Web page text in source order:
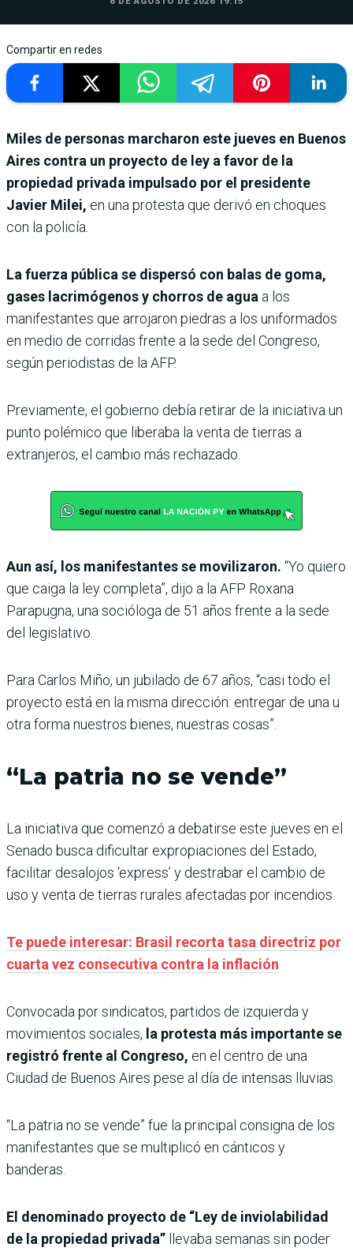
Compartir en redes
Miles de personas marcharon este jueves en Buenos
Aires contra un proyecto de ley a favor de la
propiedad privada impulsado por el presidente
Javier Milei, en una protesta que derivó en choques
con la policía.
La fuerza pública se dispersó con balas de goma,
gases lacrimógenos y chorros de agua a los
manifestantes que arrojaron piedras a los uniformados
en medio de corridas frente a la sede del Congreso,
según periodistas de la AFP.
Previamente, el gobierno debía retirar de la iniciativa un
punto polémico que liberaba la venta de tierras a
extranjeros, el cambio más rechazado.
Aun así, los manifestantes se movilizaron. “Yo quiero
que caiga la ley completa”, dijo a la AFP Roxana
Parapugna, una socióloga de 51 años frente a la sede
del legislativo.
Para Carlos Miño, un jubilado de 67 años, “casi todo el
proyecto está en la misma dirección: entregar de una u
otra forma nuestros bienes, nuestras cosas”.
“La patria no se vende”
La iniciativa que comenzó a debatirse este jueves en el
Senado busca dificultar expropiaciones del Estado,
facilitar desalojos ‘express’ y destrabar el cambio de
uso y venta de tierras rurales afectadas por incendios.
Te puede interesar: Brasil recorta tasa directriz por
cuarta vez consecutiva contra la inflación
Convocada por sindicatos, partidos de izquierda y
movimientos sociales, la protesta más importante se
registró frente al Congreso, en el centro de una
Ciudad de Buenos Aires pese al día de intensas lluvias.
“La patria no se vende” fue la principal consigna de los
manifestantes que se multiplicó en cánticos y
banderas.
El denominado proyecto de “Ley de inviolabilidad
de la propiedad privada” llevaba semanas sin poder